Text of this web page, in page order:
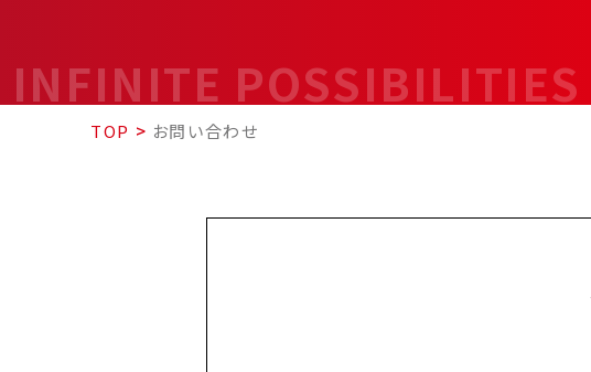
INFINITE POSSIBILITIES
TOP > お問い合わせ